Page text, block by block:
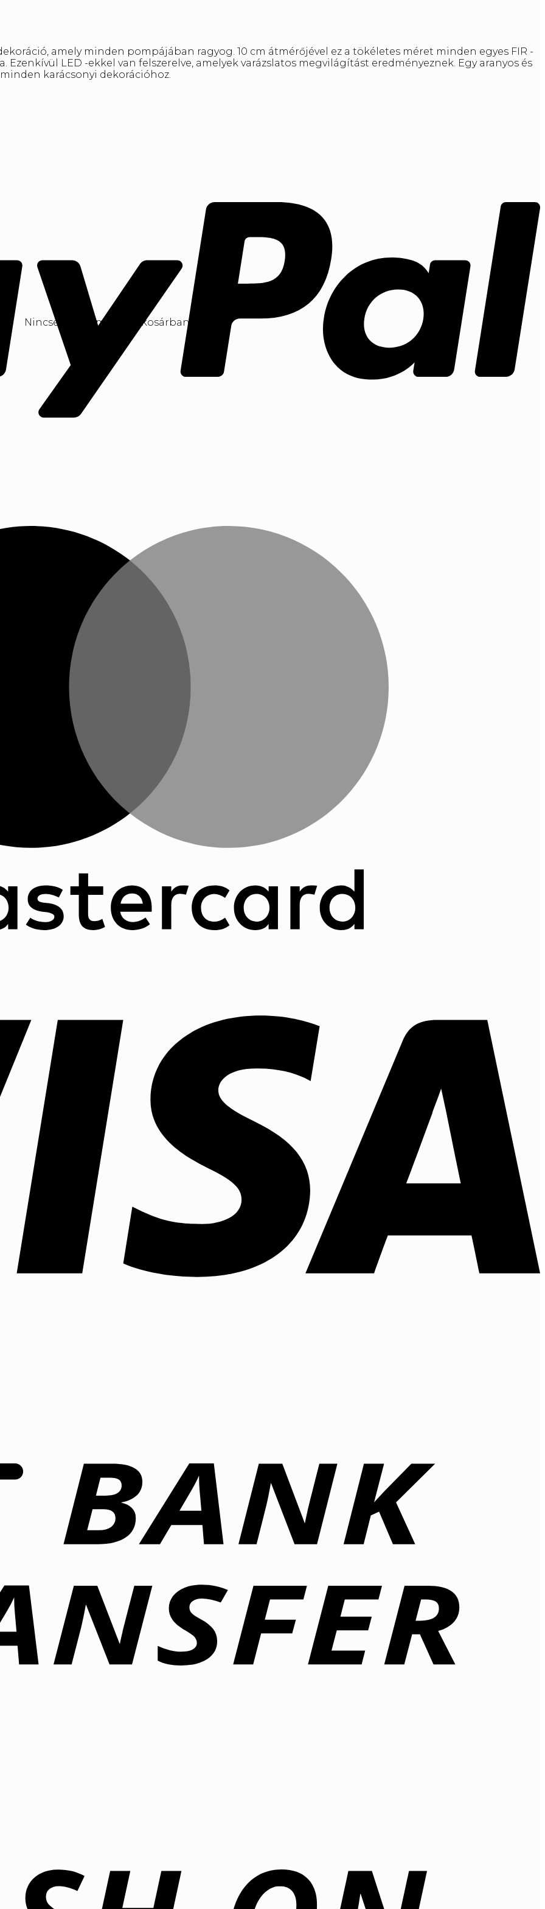
Nincsenek termékek a kosárban.
amely minden pompájában ragyog. 10 cm átmérőjével ez a tökéletes méret minden egyes FIR -
LED -ekkel van felszerelve, amelyek varázslatos megvilágítást eredményeznek. Egy aranyos és
karácsonyi dekorációhoz.